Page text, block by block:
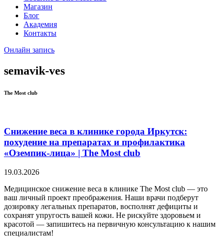
Магазин
Блог
Академия
Контакты
Онлайн запись
semavik-ves
The Most club
Снижение веса в клинике города Иркутск:
похудение на препаратах и профилактика
«Оземпик-лица» | The Most club
19.03.2026
Медицинское снижение веса в клинике The Most club — это
ваш личный проект преображения. Наши врачи подберут
дозировку легальных препаратов, восполнят дефициты и
сохранят упругость вашей кожи. Не рискуйте здоровьем и
красотой — запишитесь на первичную консультацию к нашим
специалистам!